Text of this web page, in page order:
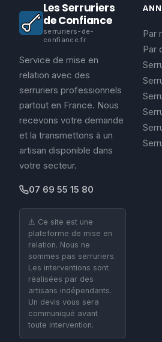
Les Serruriers
de Confiance
serruriers-de-
confiance.fr
Service de mise en
relation avec des
serruriers professionnels
partout en France. Nous
recevons votre demande
et la transmettons à un
artisan disponible dans
votre secteur.
07 69 55 15 80
⚠️ Ce site est une
plateforme de mise en
relation. Nous ne
sommes pas serruriers.
Les interventions sont
réalisées par des
artisans indépendants.
Un devis vous sera
communiqué avant
toute intervention.
Par
Par